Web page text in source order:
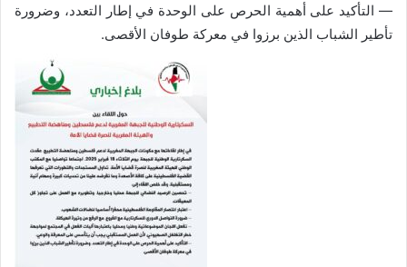
— التأكيد على أهمية الحرص على الوحدة في إطار التعدد، وضرورة
تأطير الشباب الذين برزوا في معركة طوفان الأقصى.